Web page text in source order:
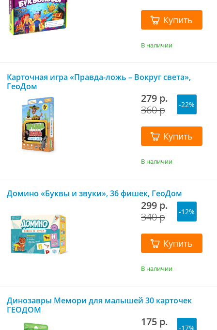
Купить
В наличии
Карточная игра «Правда-ложь – Вокруг света»,
ГеоДом
279 р.
360 р
-22%
Купить
В наличии
Домино «Буквы и звуки», 36 фишек, ГеоДом
299 р.
340 р
-12%
Купить
В наличии
Динозавры Мемори для малышей 30 карточек
ГЕОДОМ
175 р.
-17%